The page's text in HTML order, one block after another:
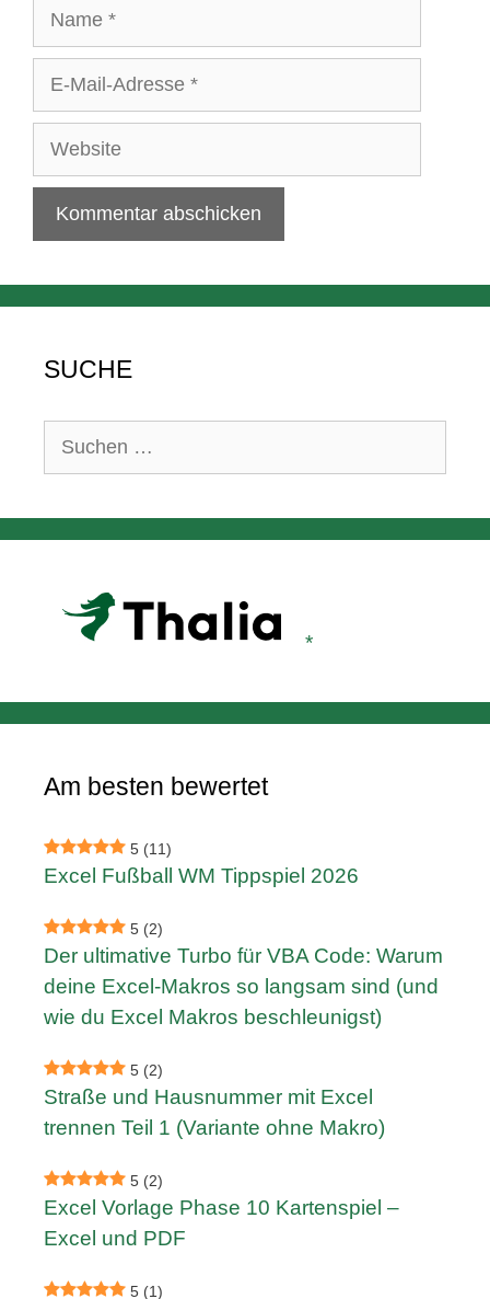
Adresse
Website
SUCHE
Suchen
Am besten bewertet
5 (11)
Excel Fußball WM Tippspiel 2026
5 (2)
Der ultimative Turbo für VBA Code: Warum
deine Excel-Makros so langsam sind (und
wie du Excel Makros beschleunigst)
5 (2)
Straße und Hausnummer mit Excel
trennen Teil 1 (Variante ohne Makro)
5 (2)
Excel Vorlage Phase 10 Kartenspiel –
Excel und PDF
5 (1)